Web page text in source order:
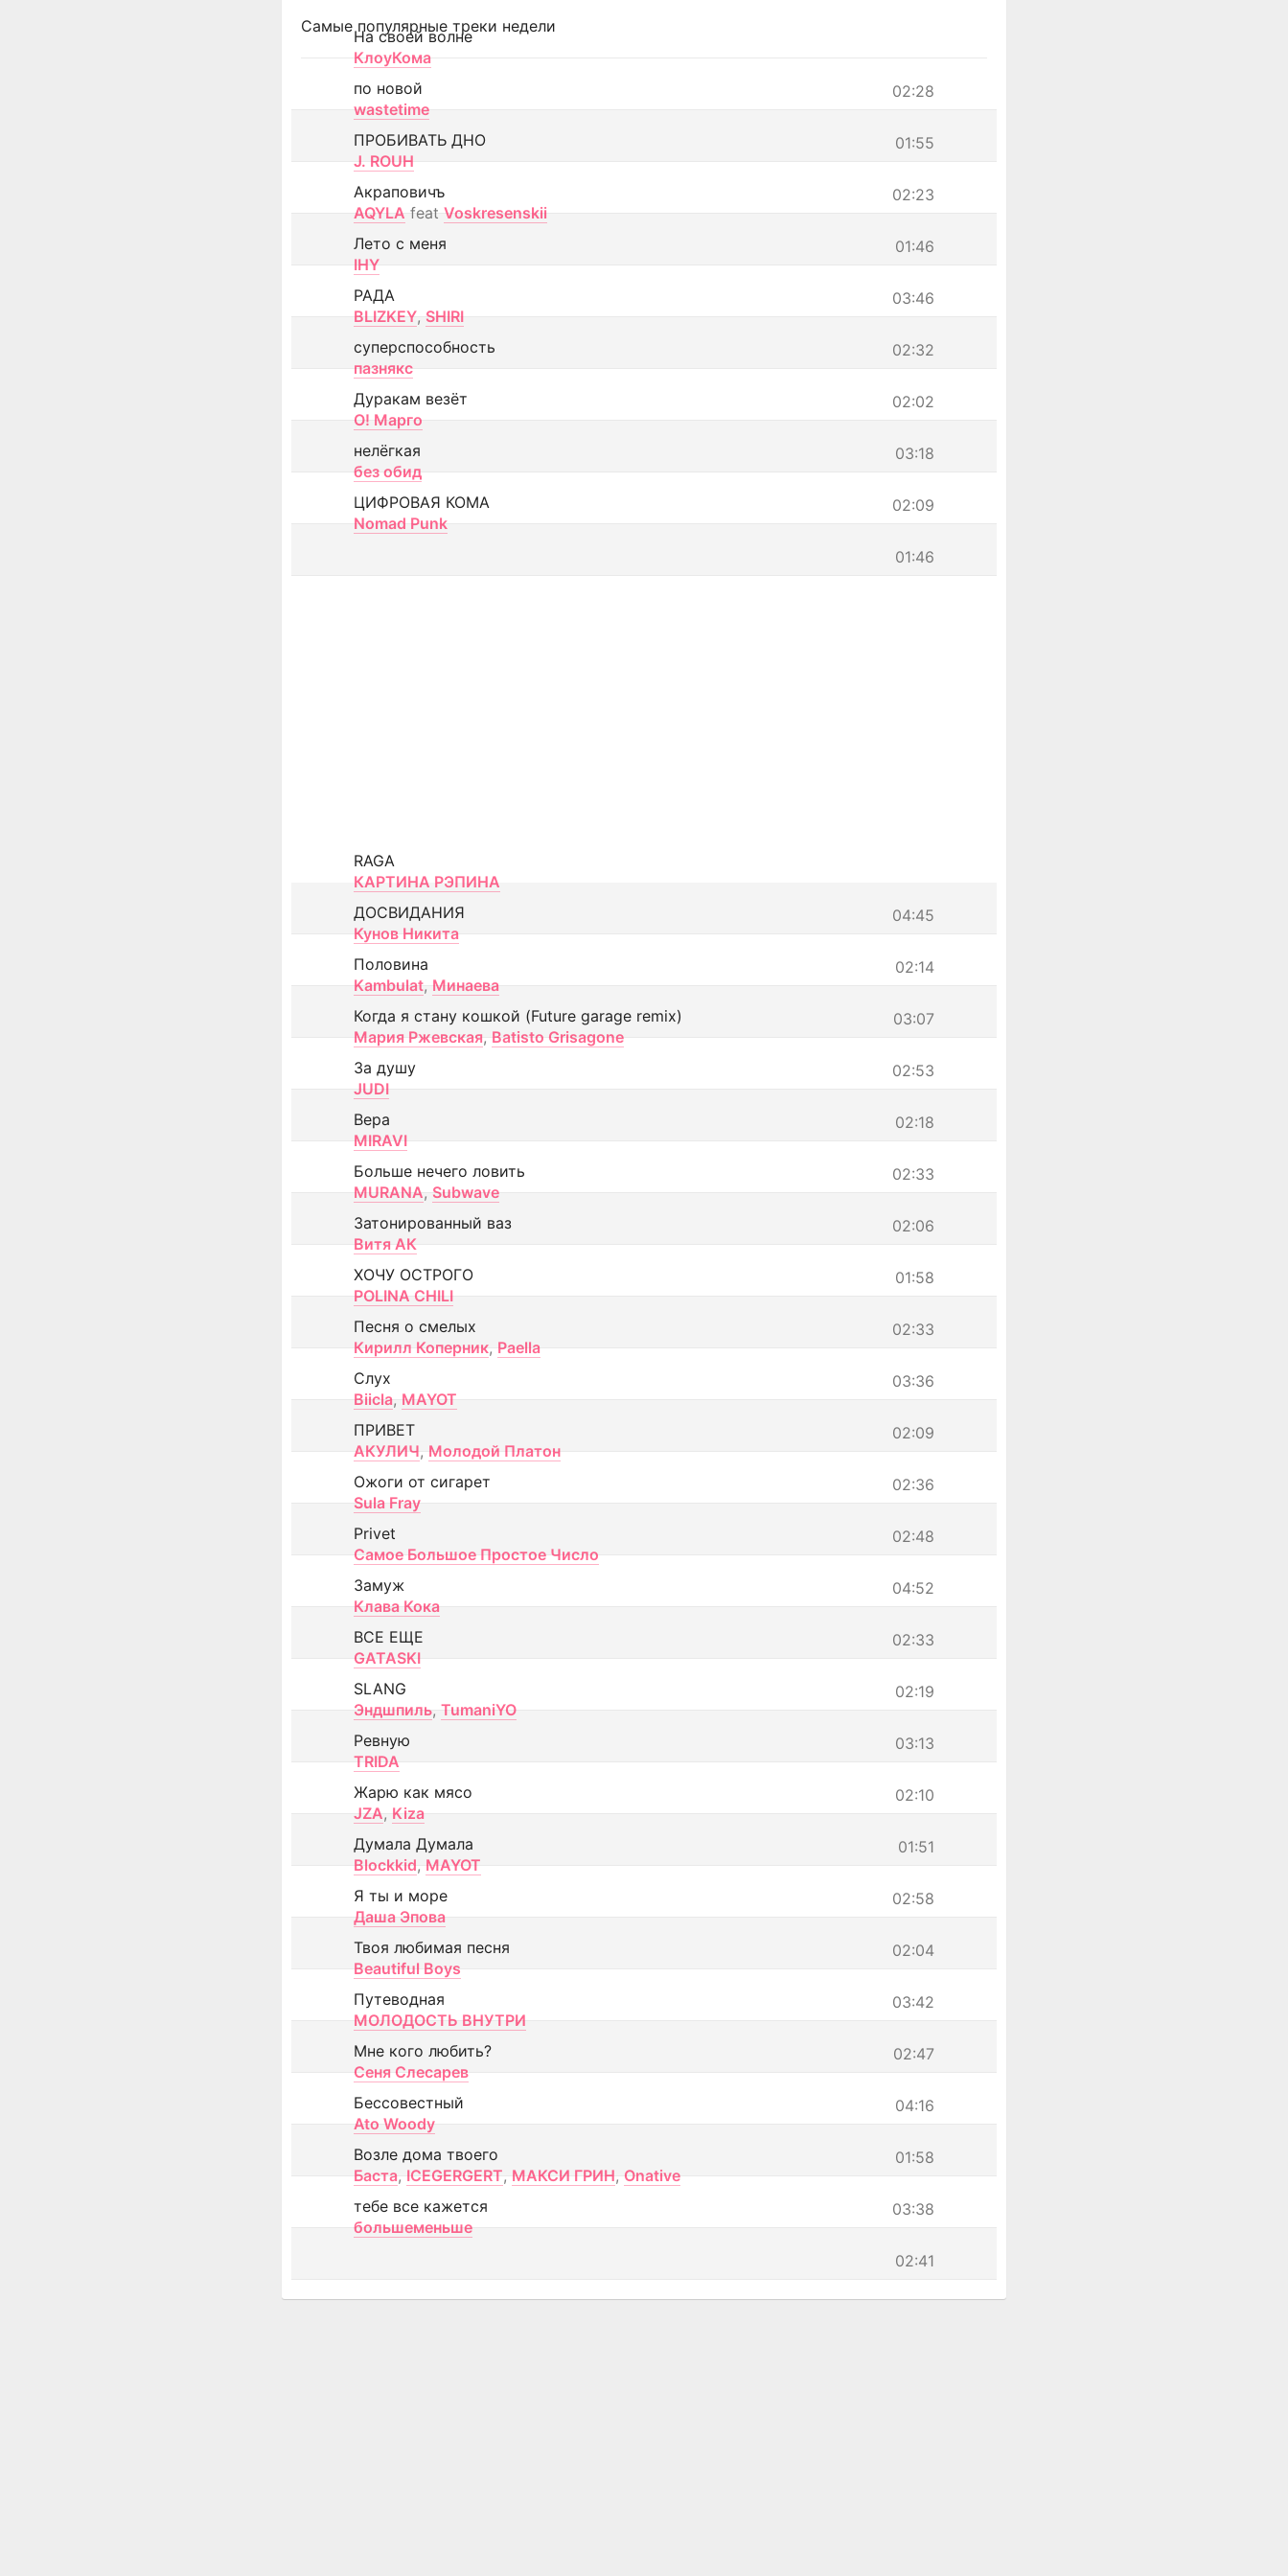
Самые популярные треки недели
На своей волне
КлоуКома
02:28
по новой
wastetime
01:55
ПРОБИВАТЬ ДНО
J. ROUH
02:23
Акраповичъ
AQYLA feat Voskresenskii
01:46
Лето с меня
IHY
03:46
РАДА
BLIZKEY, SHIRI
02:32
суперспособность
пазнякс
02:02
Дуракам везёт
О! Марго
03:18
нелёгкая
без обид
02:09
ЦИФРОВАЯ КОМА
Nomad Punk
01:46
RAGA
КАРТИНА РЭПИНА
04:45
ДОСВИДАНИЯ
Кунов Никита
02:14
Половина
Kambulat, Минаева
03:07
Когда я стану кошкой (Future garage remix)
Мария Ржевская, Batisto Grisagone
02:53
За душу
JUDI
02:18
Вера
MIRAVI
02:33
Больше нечего ловить
MURANA, Subwave
02:06
Затонированный ваз
Витя АК
01:58
ХОЧУ ОСТРОГО
POLINA CHILI
02:33
Песня о смелых
Кирилл Коперник, Paella
03:36
Слух
Biicla, MAYOT
02:09
ПРИВЕТ
АКУЛИЧ, Молодой Платон
02:36
Ожоги от сигарет
Sula Fray
02:48
Privet
Самое Большое Простое Число
04:52
Замуж
Клава Кока
02:33
ВСЕ ЕЩЕ
GATASKI
02:19
SLANG
Эндшпиль, TumaniYO
03:13
Ревную
TRIDA
02:10
Жарю как мясо
JZA, Kiza
01:51
Думала Думала
Blockkid, MAYOT
02:58
Я ты и море
Даша Эпова
02:04
Твоя любимая песня
Beautiful Boys
03:42
Путеводная
МОЛОДОСТЬ ВНУТРИ
02:47
Мне кого любить?
Сеня Слесарев
04:16
Бессовестный
Ato Woody
01:58
Возле дома твоего
Баста, ICEGERGERT, МАКСИ ГРИН, Onative
03:38
тебе все кажется
большеменьше
02:41